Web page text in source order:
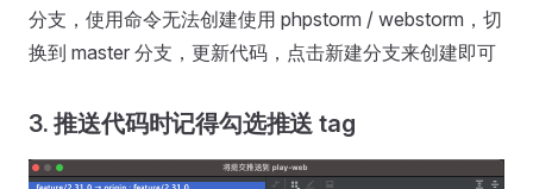
分支，使用命令无法创建使用 phpstorm / webstorm，切
换到 master 分支，更新代码，点击新建分支来创建即可
3. 推送代码时记得勾选推送 tag